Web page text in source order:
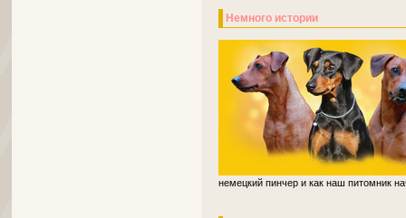
Немного истории
немецкий пинчер и как наш питомник